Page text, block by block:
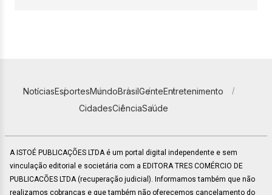
NotíciasEsportesMundoBrasilGenteEntretenimento
CidadesCiênciaSaúde
A ISTOÉ PUBLICAÇÕES LTDA é um portal digital independente e sem
vinculação editorial e societária com a EDITORA TRES COMÉRCIO DE
PUBLICACÕES LTDA (recuperação judicial). Informamos também que não
realizamos cobranças e que também não oferecemos cancelamento do